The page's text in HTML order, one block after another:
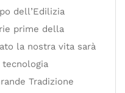
dell’Edilizia
prime della
la nostra vita sarà
Tradizione